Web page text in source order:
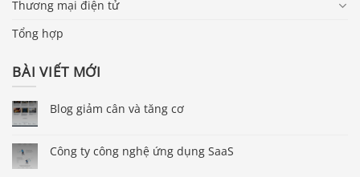
Thương mại điện tử
Tổng hợp
BÀI VIẾT MỚI
Blog giảm cân và tăng cơ
Công ty công nghệ ứng dụng SaaS